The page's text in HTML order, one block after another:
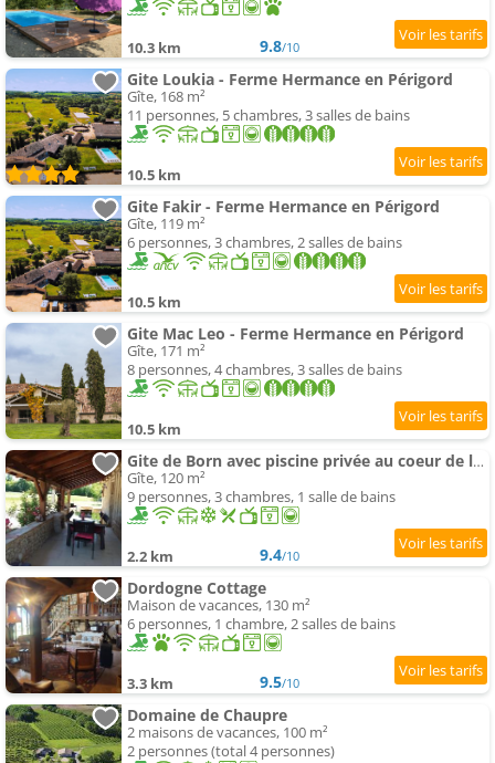
10.3 km 9.8/10
Gite Loukia - Ferme Hermance en Périgord
Gîte, 168 m²
11 personnes, 5 chambres, 3 salles de bains
10.5 km
Gite Fakir - Ferme Hermance en Périgord
Gîte, 119 m²
6 personnes, 3 chambres, 2 salles de bains
10.5 km
Gite Mac Leo - Ferme Hermance en Périgord
Gîte, 171 m²
8 personnes, 4 chambres, 3 salles de bains
10.5 km
Gite de Born avec piscine privée au coeur de la campagne
Gîte, 120 m²
9 personnes, 3 chambres, 1 salle de bains
2.2 km 9.4/10
Dordogne Cottage
Maison de vacances, 130 m²
6 personnes, 1 chambre, 2 salles de bains
3.3 km 9.5/10
Domaine de Chaupre
2 maisons de vacances, 100 m²
2 personnes (total 4 personnes)